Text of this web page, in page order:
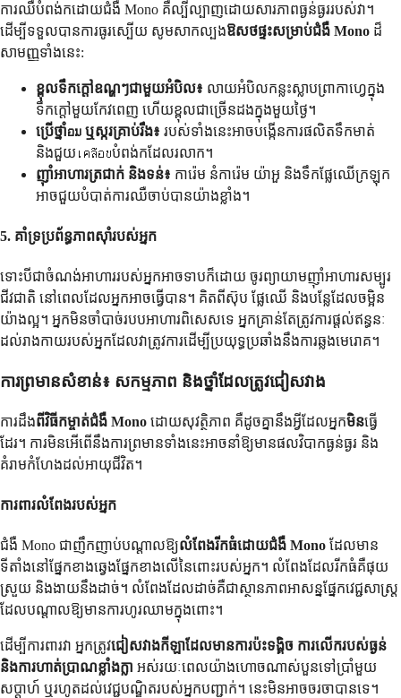
ការឈឺបំពង់កដោយជំងឺ Mono គឺល្បីល្បាញដោយសារភាពធ្ងន់ធ្ងររបស់វា។
ដើម្បីទទួលបានការធូរស្បើយ សូមសាកល្បងឱសថផ្ទះសម្រាប់ជំងឺ Mono ដ៏
សាមញ្ញទាំងនេះ:
ខ្ពុលទឹកក្តៅឧណ្ហៗជាមួយអំបិល៖ លាយអំបិលកន្លះស្លាបព្រាកាហ្វេក្នុង
ទឹកក្តៅមួយកែវពេញ ហើយខ្ពុលជាច្រើនដងក្នុងមួយថ្ងៃ។
ប្រើថ្នាំอม ឬស្ករគ្រាប់រឹង៖ របស់ទាំងនេះអាចបង្កើនការផលិតទឹកមាត់
និងជួយเคลือบបំពង់កដែលរលាក។
ញ៉ាំអាហារត្រជាក់ និងទន់៖ ការ៉េម នំការ៉េម យ៉ាអួ និងទឹកផ្លែឈើក្រឡុក
អាចជួយបំបាត់ការឈឺចាប់បានយ៉ាងខ្លាំង។
5. គាំទ្រប្រព័ន្ធភាពស៊ាំរបស់អ្នក
ទោះបីជាចំណង់អាហាររបស់អ្នកអាចទាបក៏ដោយ ចូរព្យាយាមញ៉ាំអាហារសម្បូរ
ជីវជាតិ នៅពេលដែលអ្នកអាចធ្វើបាន។ គិតពីស៊ុប ផ្លែឈើ និងបន្លែដែលចម្អិន
យ៉ាងល្អ។ អ្នកមិនចាំបាច់របបអាហារពិសេសទេ អ្នកគ្រាន់តែត្រូវការផ្តល់ឥន្ធនៈ
ដល់រាងកាយរបស់អ្នកដែលវាត្រូវការដើម្បីប្រយុទ្ធប្រឆាំងនឹងការឆ្លងមេរោគ។
ការព្រមានសំខាន់៖ សកម្មភាព និងថ្នាំដែលត្រូវជៀសវាង
ការដឹងពីវិធីកម្ចាត់ជំងឺ Mono ដោយសុវត្ថិភាព គឺដូចគ្នានឹងអ្វីដែលអ្នកមិនធ្វើ
ដែរ។ ការមិនអើពើនឹងការព្រមានទាំងនេះអាចនាំឱ្យមានផលវិបាកធ្ងន់ធ្ងរ និង
គំរាមកំហែងដល់អាយុជីវិត។
ការពារលំពែងរបស់អ្នក
ជំងឺ Mono ជាញឹកញាប់បណ្តាលឱ្យលំពែងរីកធំដោយជំងឺ Mono ដែលមាន
ទីតាំងនៅផ្នែកខាងឆ្វេងផ្នែកខាងលើនៃពោះរបស់អ្នក។ លំពែងដែលរីកធំគឺផុយ
ស្រួយ និងងាយនឹងដាច់។ លំពែងដែលដាច់គឺជាស្ថានភាពអាសន្នផ្នែកវេជ្ជសាស្ត្រ
ដែលបណ្តាលឱ្យមានការហូរឈាមក្នុងពោះ។
ដើម្បីការពារវា អ្នកត្រូវជៀសវាងកីឡាដែលមានការប៉ះទង្គិច ការលើករបស់ធ្ងន់
និងការហាត់ប្រាណខ្លាំងក្លា អស់រយៈពេលយ៉ាងហោចណាស់បួនទៅប្រាំមួយ
សប្តាហ៍ ឬរហូតដល់វេជ្ជបណ្ឌិតរបស់អ្នកបញ្ជាក់។ នេះមិនអាចចរចាបានទេ។